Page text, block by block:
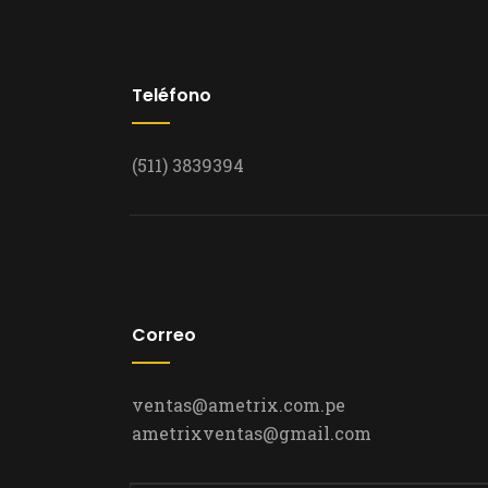
Teléfono
(511) 3839394
Correo
ventas@ametrix.com.pe
ametrixventas@gmail.com